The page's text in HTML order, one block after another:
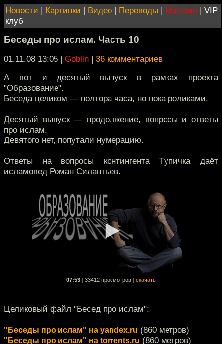
Новости | Картинки | Видео | Переводы | Магазин | VIP
клуб
Беседы про ислам. Часть 10
01.11.08 13:05 | Goblin | 36 комментариев
А вот и десятый выпуск в рамках проекта
"Образование".
Беседа целиком — полтора часа, но пока роликами.
Десятый выпуск — продолжение, вопросы и ответы
про ислам.
Девятого нет, попутали нумерацию.
Ответы на вопросы контингента Tупичка даёт
исламовед Роман Силантьев.
07:53 33412 просмотров скачать
Целиковый файл "Бесед про ислам":
"Беседы про ислам" на yandex.ru (860 метров)
"Беседы про ислам" на torrents.ru (860 метров)